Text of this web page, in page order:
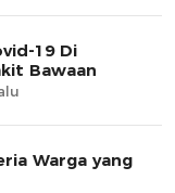
19 Di
Bawaan
Warga yang